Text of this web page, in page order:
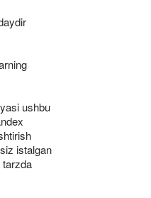
ushbu
istalgan
tarzda